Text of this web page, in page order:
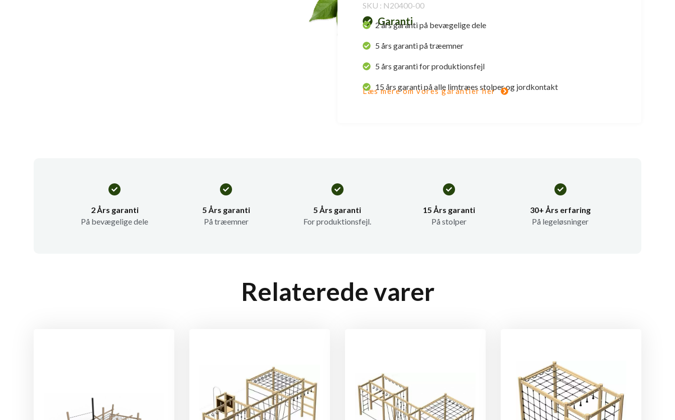
SKU : N20400-00
Garanti
2 års garanti på bevægelige dele
5 års garanti på træemner
5 års garanti for produktionsfejl
15 års garanti på alle limtræes stolper og jordkontakt
Læs mere om vores garantier her
2 Års garanti
På bevægelige dele
5 Års garanti
På træemner
5 Års garanti
For produktionsfejl.
15 Års garanti
På stolper
30+ Års erfaring
På legeløsninger
Relaterede varer